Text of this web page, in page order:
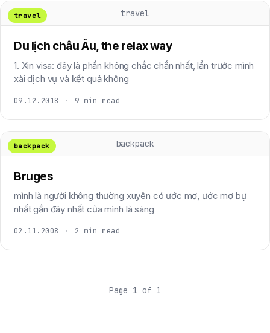
travel
travel
Du lịch châu Âu, the relax way
1. Xin visa: đây là phần không chắc chắn nhất, lần trước mình
xài dịch vụ và kết quả không
09.12.2018 · 9 min read
backpack
backpack
Bruges
mình là người không thường xuyên có ước mơ, ước mơ bự
nhất gần đây nhất của mình là sáng
02.11.2008 · 2 min read
Page 1 of 1